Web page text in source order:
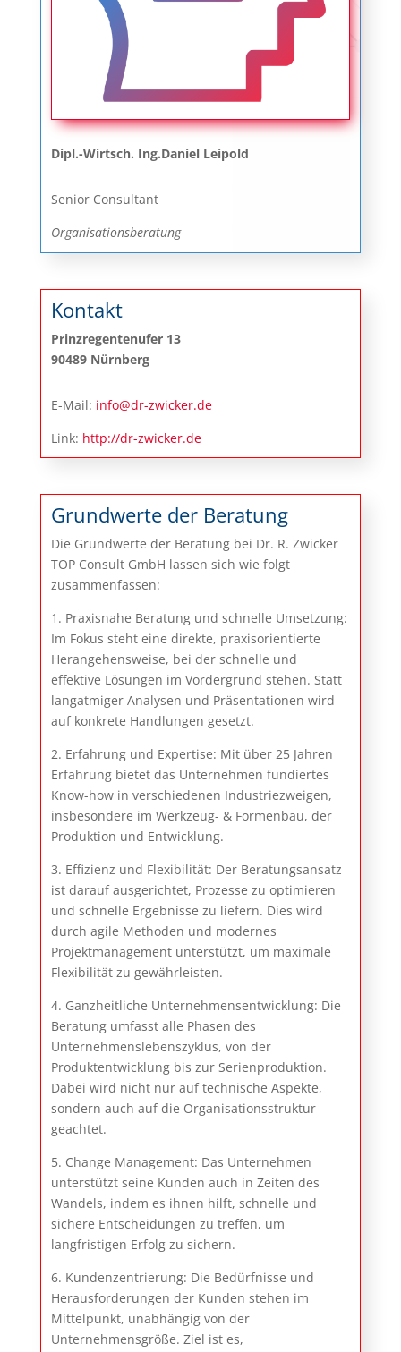
Dipl.-Wirtsch. Ing.Daniel Leipold
Senior Consultant
Organisationsberatung
Kontakt
Prinzregentenufer 13
90489 Nürnberg
E-Mail: info@dr-zwicker.de
Link: http://dr-zwicker.de
Grundwerte der Beratung
Die Grundwerte der Beratung bei Dr. R. Zwicker
TOP Consult GmbH lassen sich wie folgt
zusammenfassen:
1. Praxisnahe Beratung und schnelle Umsetzung:
Im Fokus steht eine direkte, praxisorientierte
Herangehensweise, bei der schnelle und
effektive Lösungen im Vordergrund stehen. Statt
langatmiger Analysen und Präsentationen wird
auf konkrete Handlungen gesetzt.
2. Erfahrung und Expertise: Mit über 25 Jahren
Erfahrung bietet das Unternehmen fundiertes
Know-how in verschiedenen Industriezweigen,
insbesondere im Werkzeug- & Formenbau, der
Produktion und Entwicklung.
3. Effizienz und Flexibilität: Der Beratungsansatz
ist darauf ausgerichtet, Prozesse zu optimieren
und schnelle Ergebnisse zu liefern. Dies wird
durch agile Methoden und modernes
Projektmanagement unterstützt, um maximale
Flexibilität zu gewährleisten.
4. Ganzheitliche Unternehmensentwicklung: Die
Beratung umfasst alle Phasen des
Unternehmenslebenszyklus, von der
Produktentwicklung bis zur Serienproduktion.
Dabei wird nicht nur auf technische Aspekte,
sondern auch auf die Organisationsstruktur
geachtet.
5. Change Management: Das Unternehmen
unterstützt seine Kunden auch in Zeiten des
Wandels, indem es ihnen hilft, schnelle und
sichere Entscheidungen zu treffen, um
langfristigen Erfolg zu sichern.
6. Kundenzentrierung: Die Bedürfnisse und
Herausforderungen der Kunden stehen im
Mittelpunkt, unabhängig von der
Unternehmensgröße. Ziel ist es,